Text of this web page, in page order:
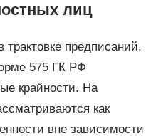
лиц
предписаний,
575 ГК РФ
крайности. На
как
вне зависимости